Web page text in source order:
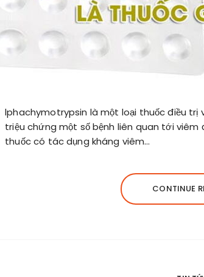
lphachymotrypsin là một loại thuốc điều trị
triệu chứng một số bệnh liên quan tới
thuốc có tác dụng kháng viêm…
CONTINUE